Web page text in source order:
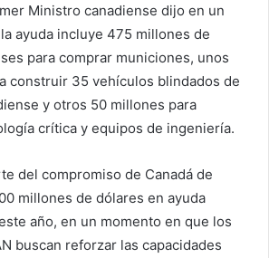
l
e
c
t
r
ó
i
c
Ministro canadiense dijo en un
ayuda incluye 475 millones de
para comprar municiones, unos
construir 35 vehículos blindados de
y otros 50 millones para
crítica y equipos de ingeniería.
del compromiso de Canadá de
millones de dólares en ayuda
año, en un momento en que los
buscan reforzar las capacidades